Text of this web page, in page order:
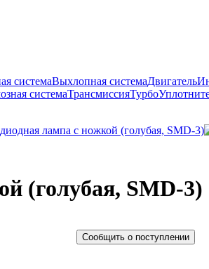
системаВыхлопная системаДвигатель
системаТрансмиссияТурбо
(голубая, SMD-3)
Сообщить о поступлении